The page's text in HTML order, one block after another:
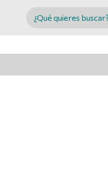
Buscar en MINCYT